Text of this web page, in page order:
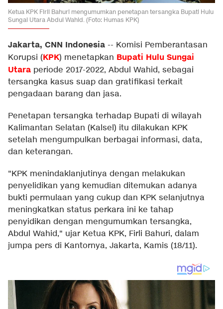
Ketua KPK Firli Bahuri mengumumkan penetapan tersangka Bupati Hulu
Sungai Utara Abdul Wahid. (Foto: Humas KPK)
Jakarta, CNN Indonesia -- Komisi Pemberantasan
Korupsi (KPK) menetapkan Bupati Hulu Sungai
Utara periode 2017-2022, Abdul Wahid, sebagai
tersangka kasus suap dan gratifikasi terkait
pengadaan barang dan jasa.
Penetapan tersangka terhadap Bupati di wilayah
Kalimantan Selatan (Kalsel) itu dilakukan KPK
setelah mengumpulkan berbagai informasi, data,
dan keterangan.
"KPK menindaklanjutinya dengan melakukan
penyelidikan yang kemudian ditemukan adanya
bukti permulaan yang cukup dan KPK selanjutnya
meningkatkan status perkara ini ke tahap
penyidikan dengan mengumumkan tersangka,
Abdul Wahid," ujar Ketua KPK, Firli Bahuri, dalam
jumpa pers di Kantornya, Jakarta, Kamis (18/11).